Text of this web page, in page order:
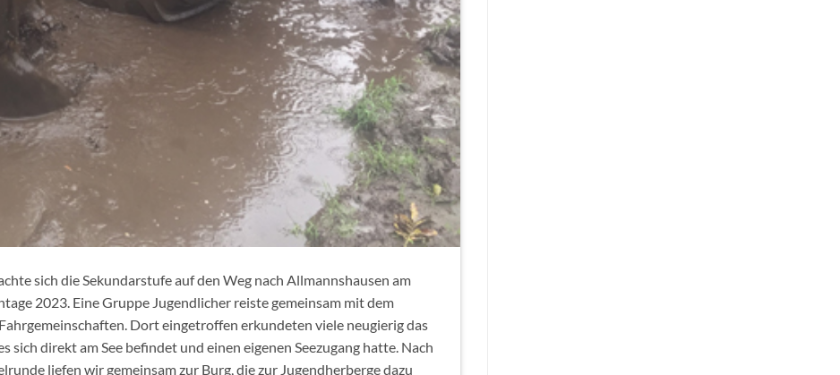
sich die Sekundarstufe auf den Weg nach Allmannshausen am
2023. Eine Gruppe Jugendlicher reiste gemeinsam mit dem
Dort eingetroffen erkundeten viele neugierig das
sich direkt am See befindet und einen eigenen Seezugang hatte. Nach
liefen wir gemeinsam zur Burg, die zur Jugendherberge dazu